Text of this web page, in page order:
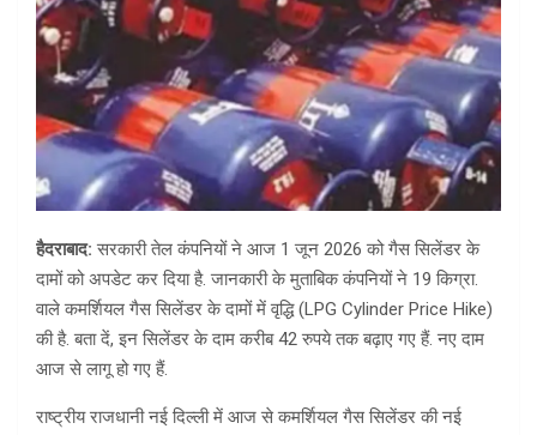
हैदराबाद: सरकारी तेल कंपनियों ने आज 1 जून 2026 को गैस सिलेंडर के
दामों को अपडेट कर दिया है. जानकारी के मुताबिक कंपनियों ने 19 किग्रा.
वाले कमर्शियल गैस सिलेंडर के दामों में वृद्धि (LPG Cylinder Price Hike)
की है. बता दें, इन सिलेंडर के दाम करीब 42 रुपये तक बढ़ाए गए हैं. नए दाम
आज से लागू हो गए हैं.
राष्ट्रीय राजधानी नई दिल्ली में आज से कमर्शियल गैस सिलेंडर की नई